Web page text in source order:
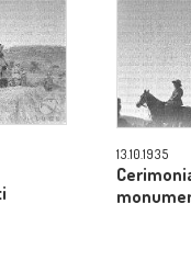
13.10.1935